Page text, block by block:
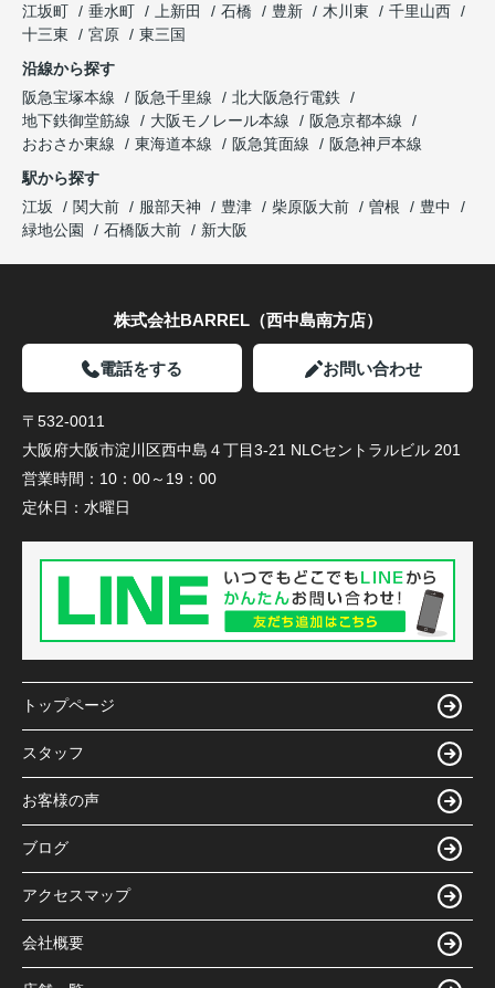
江坂町
垂水町 上新田 石橋 豊新 木川東
千里山西
十三東
宮原
東三国
沿線から探す
阪急宝塚本線
阪急千里線
北大阪急行電鉄
地下鉄御堂筋線
大阪モノレール本線
阪急京都本線
おおさか東線
東海道本線 阪急箕面線
阪急神戸本線
駅から探す
江坂
関大前 服部天神 豊津 柴原阪大前 曽根
豊中
緑地公園
石橋阪大前 新大阪
株式会社BARREL（西中島南方店）
電話をする お問い合わせ
〒532-0011
大阪府大阪市淀川区西中島４丁目3-21 NLCセントラルビル 201
営業時間： 10：00～19：00
定休日： 水曜日
トップページ
スタッフ
お客様の声
ブログ
アクセスマップ
会社概要